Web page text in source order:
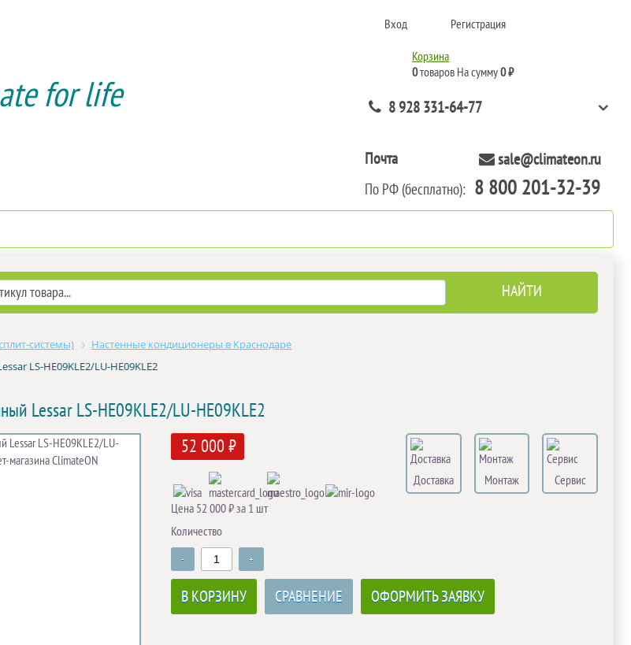
for life
Вход Регистрация
Корзина
0товаров На сумму0 ₽
8 928 331-64-77
Почта sale@climateon.ru
По РФ (бесплатно): 8 800 201-32-39
системы)
Настенные кондиционеры в Краснодаре
LS-HE09KLE2/LU-HE09KLE2
Lessar LS-HE09KLE2/LU-HE09KLE2
52 000 ₽
Доставка Монтаж
Сервис
Цена 52 000 ₽ за 1 шт
Количество
- +
В КОРЗИНУ СРАВНЕНИЕ ОФОРМИТЬ ЗАЯВКУ